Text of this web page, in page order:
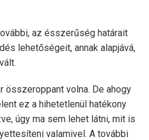
az ésszerűség határait
lehetőségeit, annak alapjává,
összeroppant volna. De ahogy
ez a hihetetlenül hatékony
úgy ma sem lehet látni, mit is
valamivel. A további